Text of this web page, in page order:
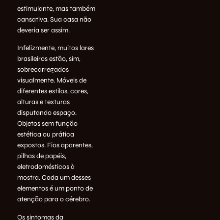
estimulante, mas também
cansativa. Sua casa não
deveria ser assim.
Infelizmente, muitos lares
brasileiros estão, sim,
sobrecarregados
visualmente. Móveis de
diferentes estilos, cores,
alturas e texturas
disputando espaço.
Objetos sem função
estética ou prática
expostos. Fios aparentes,
pilhas de papéis,
eletrodomésticos à
mostra. Cada um desses
elementos é um ponto de
atenção para o cérebro.
Os sintomas da